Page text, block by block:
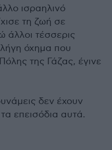
ισραηλινό
τη ζωή σε
άλλοι τέσσερις
όχημα που
της Γάζας, έγινε
δεν έχουν
επεισόδια αυτά.